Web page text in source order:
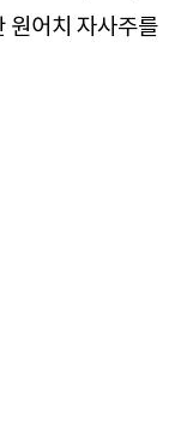
어치 자사주를